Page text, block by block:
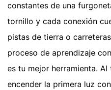
constantes de una
tornillo y cada conexión
pistas de tierra o
proceso de aprendizaje
es tu mejor herramienta.
encender la primera luz